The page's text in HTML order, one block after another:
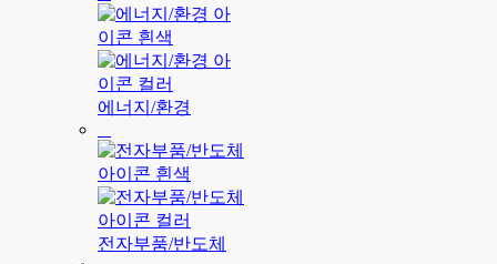
에너지/환경
전자부품/반도체